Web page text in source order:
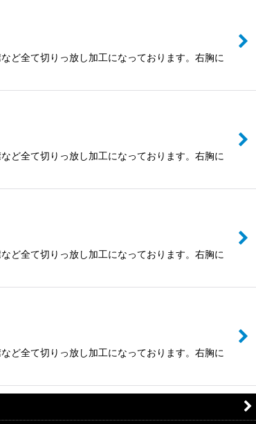
ど全て切りっ放し加工になっております。右胸に
ど全て切りっ放し加工になっております。右胸に
ど全て切りっ放し加工になっております。右胸に
ど全て切りっ放し加工になっております。右胸に